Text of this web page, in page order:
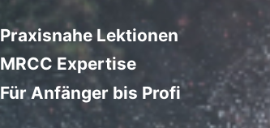
Praxisnahe Lektionen
MRCC Expertise
Für Anfänger bis Profi